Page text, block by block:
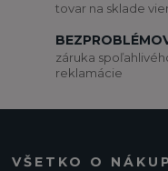
tovar na sklade
záruka
reklamácie
VŠETKO O